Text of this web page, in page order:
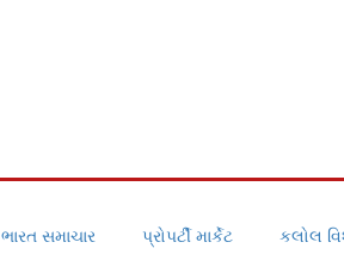
ભારત સમાચાર પ્રોપર્ટી માર્કેટ કલોલ